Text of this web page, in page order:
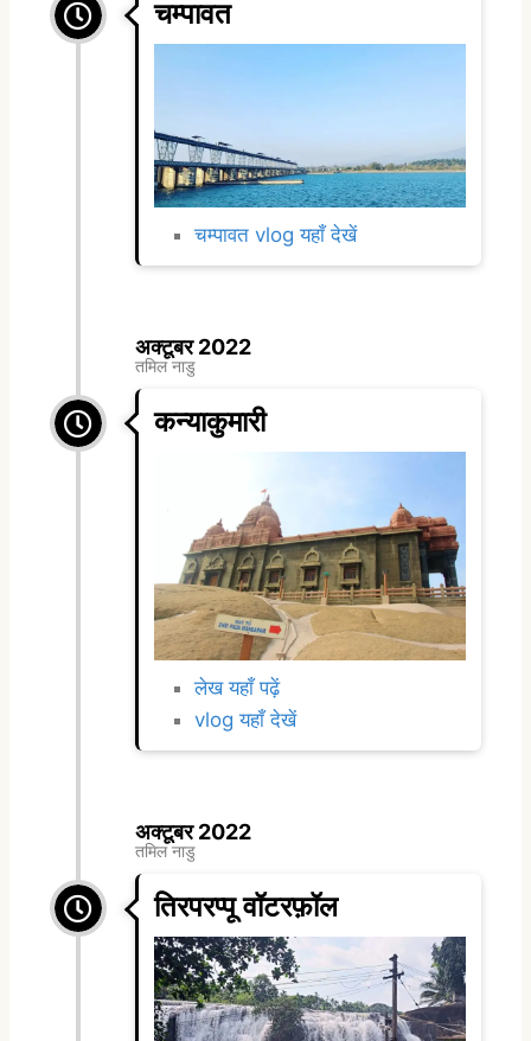
चम्पावत
चम्पावत vlog यहाँ देखें
अक्टूबर 2022
तमिल नाडु
कन्याकुमारी
लेख यहाँ पढ़ें
vlog यहाँ देखें
अक्टूबर 2022
तमिल नाडु
तिरपरप्पू वॉटरफ़ॉल